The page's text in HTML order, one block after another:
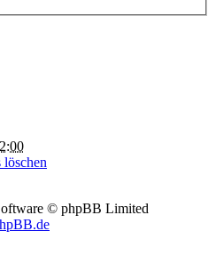
© phpBB Limited